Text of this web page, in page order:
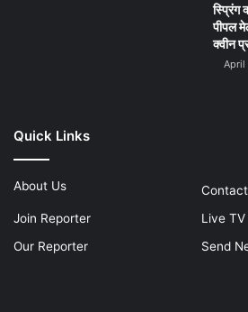
पीपल
क्वीन
April
Quick Links
About Us
Join Reporter
Live TV
Our Reporter
Send